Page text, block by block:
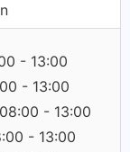
- 13:00
- 13:00
- 13:00
- 13:00